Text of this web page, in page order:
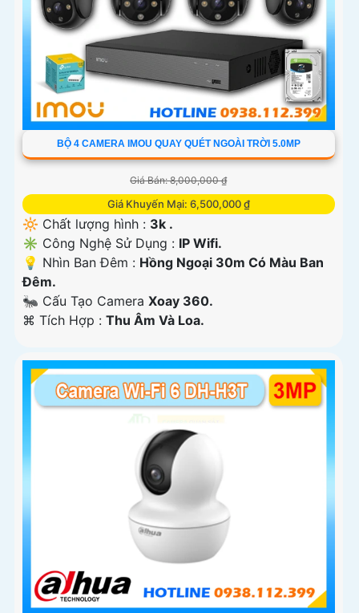
BỘ 4 CAMERA IMOU QUAY QUÉT NGOÀI TRỜI 5.0MP
Giá Bán: 8,000,000 ₫
Giá Khuyến Mại: 6,500,000 ₫
🔆 Chất lượng hình : 3k .
✳️ Công Nghệ Sử Dụng : IP Wifi.
💡 Nhìn Ban Đêm : Hồng Ngoại 30m Có Màu Ban
Ðêm.
🐜 Cấu Tạo Camera Xoay 360.
️⌘ Tích Hợp : Thu Âm Và Loa.